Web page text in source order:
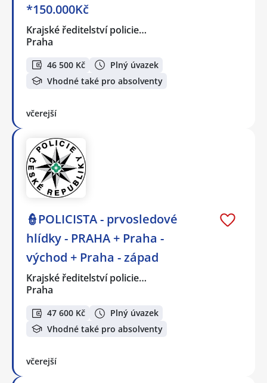
*150.000Kč
Krajské ředitelství policie…
Praha
46 500 Kč
Plný úvazek
Vhodné také pro absolventy
včerejší
👮POLICISTA - prvosledové
hlídky - PRAHA + Praha -
východ + Praha - západ
Krajské ředitelství policie…
Praha
47 600 Kč
Plný úvazek
Vhodné také pro absolventy
včerejší